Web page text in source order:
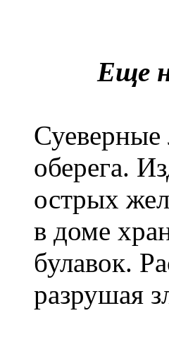
Еще
Суеверные
оберега.
острых
в доме
булавок.
разрушая